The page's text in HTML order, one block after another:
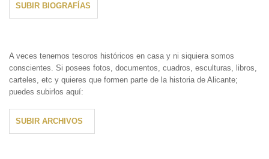
SUBIR BIOGRAFÍAS
A veces tenemos tesoros históricos en casa y ni siquiera somos
conscientes. Si posees fotos, documentos, cuadros, esculturas, libros,
carteles, etc y quieres que formen parte de la historia de Alicante;
puedes subirlos aquí:
SUBIR ARCHIVOS